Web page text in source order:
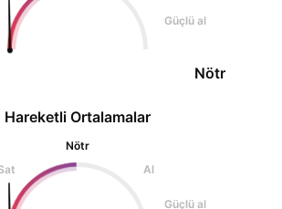
Güçlü al
Nötr
Hareketli Ortalamalar
Nötr
Al
Güçlü al